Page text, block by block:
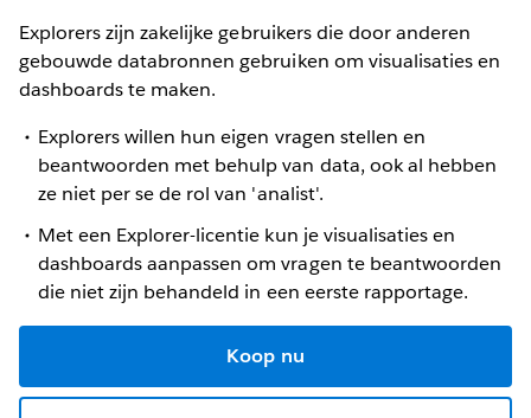
Explorers zijn zakelijke gebruikers die door anderen
gebouwde databronnen gebruiken om visualisaties en
dashboards te maken.
Explorers willen hun eigen vragen stellen en
beantwoorden met behulp van data, ook al hebben
ze niet per se de rol van 'analist'.
Met een Explorer-licentie kun je visualisaties en
dashboards aanpassen om vragen te beantwoorden
die niet zijn behandeld in een eerste rapportage.
Koop nu